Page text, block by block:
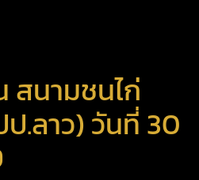
สนามชนไก่
.ลาว) วันที่ 30